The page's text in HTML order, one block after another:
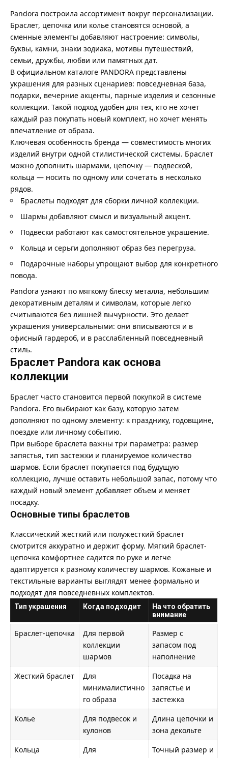
Pandora построила ассортимент вокруг персонализации.
Браслет, цепочка или колье становятся основой, а
сменные элементы добавляют настроение: символы,
буквы, камни, знаки зодиака, мотивы путешествий,
семьи, дружбы, любви или памятных дат.
В официальном каталоге PANDORA представлены
украшения для разных сценариев: повседневная база,
подарки, вечерние акценты, парные изделия и сезонные
коллекции. Такой подход удобен для тех, кто не хочет
каждый раз покупать новый комплект, но хочет менять
впечатление от образа.
Ключевая особенность бренда — совместимость многих
изделий внутри одной стилистической системы. Браслет
можно дополнить шармами, цепочку — подвеской,
кольца — носить по одному или сочетать в несколько
рядов.
Браслеты подходят для сборки личной коллекции.
Шармы добавляют смысл и визуальный акцент.
Подвески работают как самостоятельное украшение.
Кольца и серьги дополняют образ без перегруза.
Подарочные наборы упрощают выбор для конкретного
повода.
Pandora узнают по мягкому блеску металла, небольшим
декоративным деталям и символам, которые легко
считываются без лишней вычурности. Это делает
украшения универсальными: они вписываются и в
офисный гардероб, и в расслабленный повседневный
стиль.
Браслет Pandora как основа
коллекции
Браслет часто становится первой покупкой в системе
Pandora. Его выбирают как базу, которую затем
дополняют по одному элементу: к празднику, годовщине,
поездке или личному событию.
При выборе браслета важны три параметра: размер
запястья, тип застежки и планируемое количество
шармов. Если браслет покупается под будущую
коллекцию, лучше оставить небольшой запас, потому что
каждый новый элемент добавляет объем и меняет
посадку.
Основные типы браслетов
Классический жесткий или полужесткий браслет
смотрится аккуратно и держит форму. Мягкий браслет-
цепочка комфортнее садится по руке и легче
адаптируется к разному количеству шармов. Кожаные и
текстильные варианты выглядят менее формально и
подходят для повседневных комплектов.
Тип украшения Когда подходит
На что обратить
внимание
Браслет-цепочка
Для первой
коллекции
шармов
Размер с
запасом под
наполнение
Жесткий браслет
Для
минималистично
го образа
Посадка на
запястье и
застежка
Колье
Для подвесок и
кулонов
Длина цепочки и
зона декольте
Кольца
Для
Точный размер и